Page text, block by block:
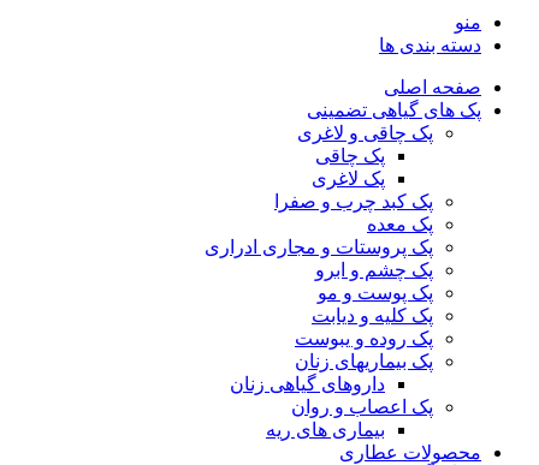
منو
دسته بندی ها
صفحه اصلی
پک های گیاهی تضمینی
پک چاقی و لاغری
پک چاقی
پک لاغری
پک کبد چرب و صفرا
پک معده
پک پروستات و مجاری ادراری
پک چشم و ابرو
پک پوست و مو
پک کلیه و دیابت
پک روده و یبوست
پک بیماریهای زنان
داروهای گیاهی زنان
پک اعصاب و روان
بیماری های ریه
محصولات عطاری